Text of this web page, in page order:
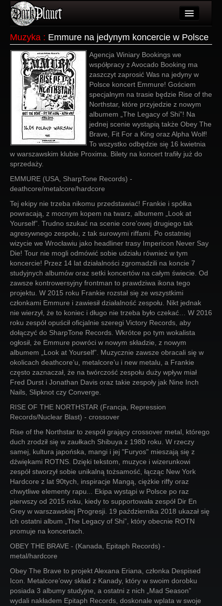
Użytkownicy
Wydarzenia
Galeria
Forum
Więcej
Muzyka : Emmure na jedynym koncercie w Polsce
Agencja Winiary Bookings we
współpracy z Avocado Booking ma
zaszczyt zaprosić Was na jedyny w
Polsce koncert Emmure! Gościem
specjalnym na trasie będzie Rise of the
Northstar, które przyjedzie z nowym
albumem „The Legacy of Shi”! Na
jednej scenie wystąpią także Obey The
Brave, Fit For a King oraz Alpha Wolf!
To wszystko odbędzie się 16 kwietnia
w warszawskim klubie Proxima. Bilety na koncert trafiły już do
sprzedaży.
EMMURE (USA, SharpTone Records) -
deathcore/metalcore/hardcore
Tej ekipy nie trzeba nikomu przedstawiać! Frankie i spółka
powracają, z mocnym kopem na twarz, albumem „Look at
Yourself”. Trudno szukać na scenie core’owej drugiego tak
agresywnego zespołu, z tak surowymi riffami. Po ostatniej
wizycie we Wrocławiu jako headliner trasy Impericon Never Say
Die! Tour nie mogli odmówić sobie udziału również w tym
koncercie! Przez 14 lat działalności zgromadzili na koncie 7
studyjnych albumów oraz setki koncertów na całym świecie. Od
zawsze kontrowersyjny frontman to prawdziwa ikona tego
projektu. W 2015 roku Frankie rozstał się ze wszystkimi
członkami Emmure i zawiesił działalność zespołu. Nikt jednak
nie wierzył, że to koniec i długo nie trzeba było czekać… W 2016
roku zespół opuścił oficjalnie szeregi Victory Records, aby
dołączyć do SharpTone Records. Wkrótce po tym wokalista
ogłosił, że Emmure powróci w nowym składzie, z nowym
albumem „Look at Yourself”. Muzycznie zawsze obracali się w
okolicach deathcore’u, metalcore’u i new metalu, a Frankie
często zaznaczał, że na twórczość zespołu duży wpływ miał
Fred Durst i Jonathan Davis oraz takie zespoły jak Nine Inch
Nails, Slipknot czy Converge.
RISE OF THE NORTHSTAR (Francja, Repression
Records/Nuclear Blast) - crossover
Rise of the Northstar to zespół grający crossover metal, którego
duch zrodził się w zaułkach Shibuya z 1980 roku. W rzeczy
samej, kultura japońska, mangi i jej "Furyos" mieszają się z
dźwiękami ROTNS. Dzięki tekstom, muzyce i wizerunkowi
zespół stworzył sobie unikalną tożsamość, łącząc New York
Hardcore z lat 90tych, inspiracje Mangą, ciężkie riffy oraz
chwytliwe elementy rapu... Ekipa wystąpi w Polsce po raz
pierwszy od 2015 roku, kiedy to supportowała zespół Dir En
Grey w warszawskiej Progresji. 19 października 2018 ukazał się
ich ostatni album „The Legacy of Shi”, który obecnie ROTN
promuje na koncertach.
OBEY THE BRAVE - (Kanada, Epitaph Records) -
metal/hardcore
Obey The Brave to projekt Alexana Eriana, członka Despised
Icon. Metalcore’owy skład z Kanady, który w swoim dorobku
posiada 3 albumy studyjne, a ostatni z nich „Mad Season”
wydali nakładem Epitaph Records, doskonale wplata w swoje